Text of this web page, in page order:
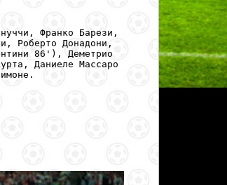
Франко Барези,
Роберто Донадони,
86'), Деметрио
Даниеле Массаро